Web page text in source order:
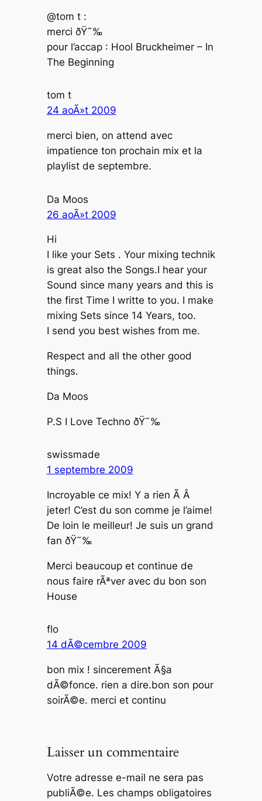
@tom t :
merci ðŸ˜‰
pour l’accap : Hool Bruckheimer – In
The Beginning
tom t
24 aoÃ»t 2009
merci bien, on attend avec
impatience ton prochain mix et la
playlist de septembre.
Da Moos
26 aoÃ»t 2009
Hi
I like your Sets . Your mixing technik
is great also the Songs.I hear your
Sound since many years and this is
the first Time I writte to you. I make
mixing Sets since 14 Years, too.
I send you best wishes from me.
Respect and all the other good
things.
Da Moos
P.S I Love Techno ðŸ˜‰
swissmade
1 septembre 2009
Incroyable ce mix! Y a rien Ã Â
jeter! C’est du son comme je l’aime!
De loin le meilleur! Je suis un grand
fan ðŸ˜‰
Merci beaucoup et continue de
nous faire rÃªver avec du bon son
House
flo
14 dÃ©cembre 2009
bon mix ! sincerement Ã§a
dÃ©fonce. rien a dire.bon son pour
soirÃ©e. merci et continu
Laisser un commentaire
Votre adresse e-mail ne sera pas
publiÃ©e. Les champs obligatoires